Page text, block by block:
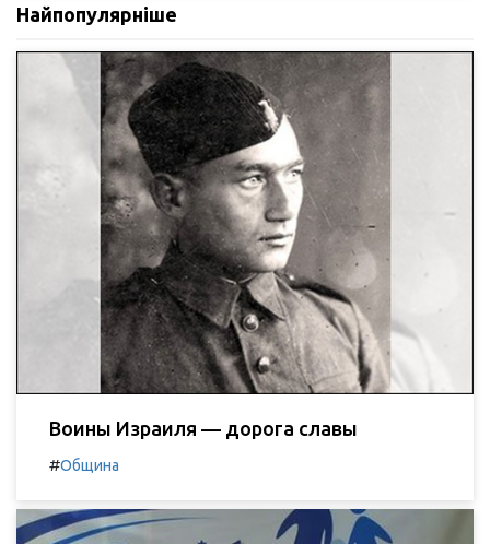
Найпопулярніше
Воины Израиля — дорога славы
#Община